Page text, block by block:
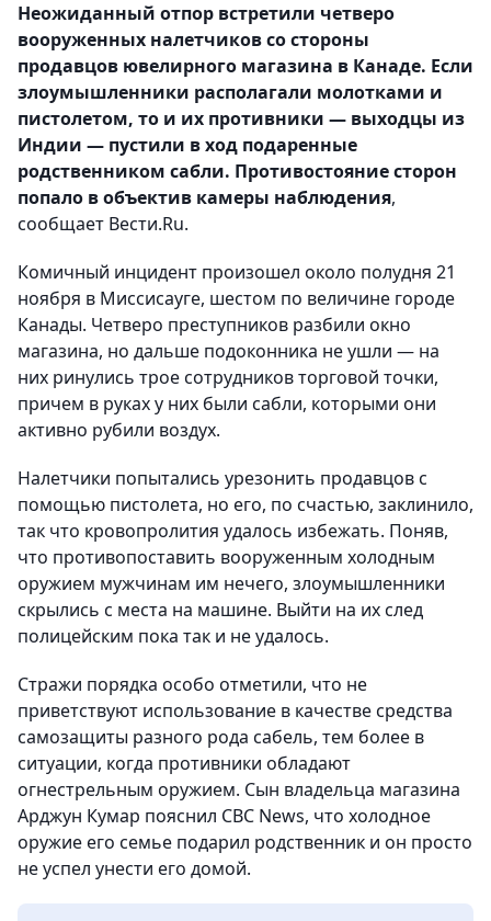
Неожиданный отпор встретили четверо
вооруженных налетчиков со стороны
продавцов ювелирного магазина в Канаде. Если
злоумышленники располагали молотками и
пистолетом, то и их противники — выходцы из
Индии — пустили в ход подаренные
родственником сабли. Противостояние сторон
попало в объектив камеры наблюдения,
сообщает Вести.Ru.
Комичный инцидент произошел около полудня 21
ноября в Миссисауге, шестом по величине городе
Канады. Четверо преступников разбили окно
магазина, но дальше подоконника не ушли — на
них ринулись трое сотрудников торговой точки,
причем в руках у них были сабли, которыми они
активно рубили воздух.
Налетчики попытались урезонить продавцов с
помощью пистолета, но его, по счастью, заклинило,
так что кровопролития удалось избежать. Поняв,
что противопоставить вооруженным холодным
оружием мужчинам им нечего, злоумышленники
скрылись с места на машине. Выйти на их след
полицейским пока так и не удалось.
Стражи порядка особо отметили, что не
приветствуют использование в качестве средства
самозащиты разного рода сабель, тем более в
ситуации, когда противники обладают
огнестрельным оружием. Сын владельца магазина
Арджун Кумар пояснил CBC News, что холодное
оружие его семье подарил родственник и он просто
не успел унести его домой.